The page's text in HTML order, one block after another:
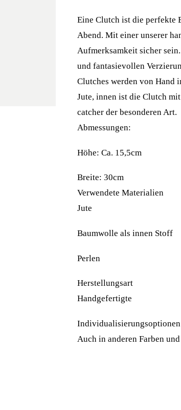
Eine Clutch ist die perfekte
Abend. Mit einer unserer
Aufmerksamkeit sicher
und fantasievollen
Clutches werden von Hand
Jute, innen ist die Clutch
catcher der besonderen Art.
Abmessungen:
Höhe: Ca. 15,5cm
Breite: 30cm
Verwendete Materialien
Jute
Baumwolle als innen Stoff
Perlen
Herstellungsart
Handgefertigte
Individualisierungsoptionen
Auch in anderen Farben